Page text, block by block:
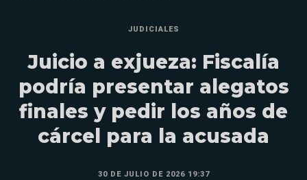
JUDICIALES
Juicio a exjueza: Fiscalía
podría presentar alegatos
finales y pedir los años de
cárcel para la acusada
30 DE JULIO DE 2026 19:37